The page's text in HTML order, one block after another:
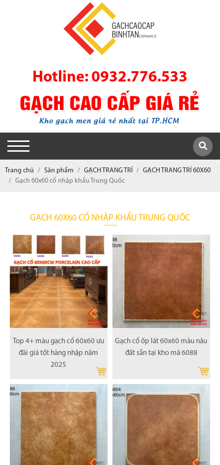
Hotline: 0932.776.533
Trang chủ Sản phẩm GẠCH TRANG TRÍ
GẠCH TRANG TRÍ 60X60
Gạch 60x60 cổ nhập khẩu Trung Quốc
GẠCH 60X60 CỔ NHẬP KHẨU TRUNG QUỐC
Top 4+ màu gạch cổ 60x60 ưu
đãi giá tốt hàng nhập năm
2025
Gạch cổ ốp lát 60x60 màu nâu
đất sẵn tại kho mã 6088